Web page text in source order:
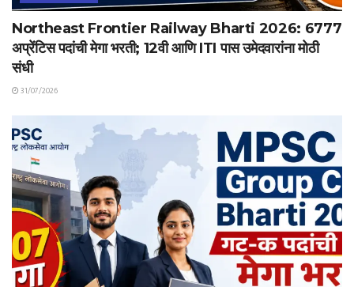
Northeast Frontier Railway Bharti 2026: 6777
अप्रेंटिस पदांची मेगा भरती; 12वी आणि ITI पास उमेदवारांना मोठी
संधी
31/07/2026